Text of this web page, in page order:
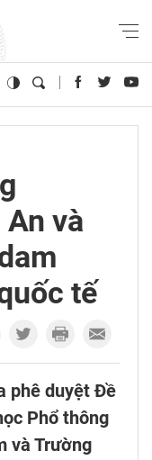
và
tế
phê duyệt Đề
Phổ thông
và Trường